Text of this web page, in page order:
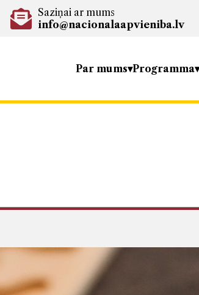
Saziņai ar mums
info@nacionalaapvieniba.lv
Par mums Programma